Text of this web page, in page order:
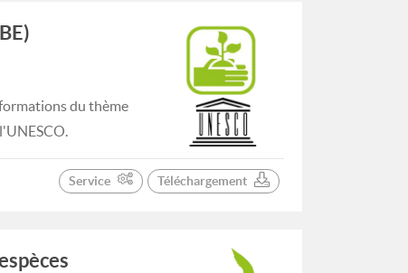
du thème
Service Téléchargement